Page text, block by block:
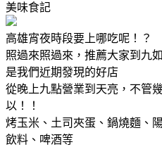
美味食記
高雄宵夜時段要上哪吃呢！？
照過來照過來，推薦大家到九
是我們近期發現的好店
從晚上九點營業到天亮，不管
以！！
烤玉米、土司夾蛋、鍋燒麵、
飲料、啤酒等